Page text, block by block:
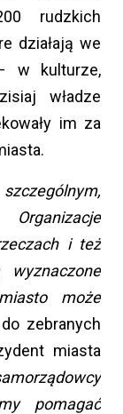
rudzkich
działają we
w kulturze,
władze
im za
i też
może
zebranych
miasta
pomagać